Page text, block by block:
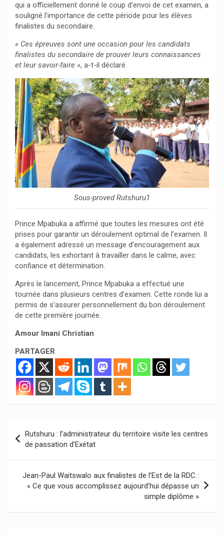
qui a officiellement donné le coup d’envoi de cet examen, a
souligné l’importance de cette période pour les élèves
finalistes du secondaire.
« Ces épreuves sont une occasion pour les candidats
finalistes du secondaire de prouver leurs connaissances
et leur savoir-faire », a-t-il déclaré.
Sous-proved Rutshuru1
Prince Mpabuka a affirmé que toutes les mesures ont été
prises pour garantir un déroulement optimal de l’examen. Il
a également adressé un message d’encouragement aux
candidats, les exhortant à travailler dans le calme, avec
confiance et détermination.
Après le lancement, Prince Mpabuka a effectué une
tournée dans plusieurs centres d’examen. Cette ronde lui a
permis de s’assurer personnellement du bon déroulement
de cette première journée.
Amour Imani Christian
PARTAGER
de
l’article
Rutshuru : l’administrateur du territoire visite les centres
de passation d’Exétat
Jean-Paul Waitswalo aux finalistes de l’Est de la RDC :
« Ce que vous accomplissez aujourd’hui dépasse un
simple diplôme »